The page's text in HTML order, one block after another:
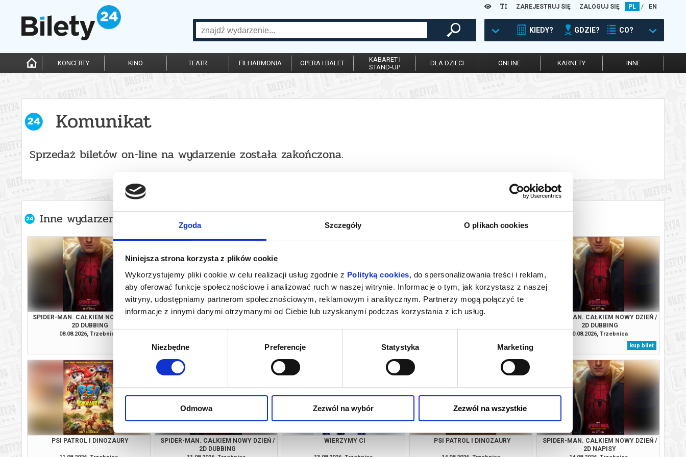
Zgoda Szczegóły O plikach cookies
Niniejsza strona korzysta z plików cookie
Wykorzystujemy pliki cookie w celu realizacji usług zgodnie z Polityką cookies, do spersonalizowania treści i reklam,
aby oferować funkcje społecznościowe i analizować ruch w naszej witrynie. Informacje o tym, jak korzystasz z naszej
witryny, udostępniamy partnerom społecznościowym, reklamowym i analitycznym. Partnerzy mogą połączyć te
informacje z innymi danymi otrzymanymi od Ciebie lub uzyskanymi podczas korzystania z ich usług.
Wybór
Niezbędne Preferencje Statystyka Marketing
Odmowa Zezwól na wybór Zezwól na wszystkie
ZAREJESTRUJ SIĘ ZALOGUJ SIĘ PL / EN
KIEDY? GDZIE? CO?
KONCERTY KINO TEATR FILHARMONIA OPERA I BALET
KABARET I
STAND-UP
DLA DZIECI ONLINE KARNETY INNE
Komunikat
Sprzedaż biletów on-line na wydarzenie została zakończona.
Inne wydarzenia organizatora
SPIDER-MAN. CAŁKIEM NOWY DZIEŃ /
2D DUBBING
08.08.2026, Trzebnica
PSI PATROL I DINOZAURY
kup bilet
SPIDER-MAN. CAŁKIEM NOWY DZIEŃ /
kup bilet
PSI PATROL I DINOZAURY
kup bilet
SPIDER-MAN. CAŁKIEM NOWY DZIEŃ /
2D DUBBING
10.08.2026, Trzebnica
kup bilet
PSI PATROL I DINOZAURY
SPIDER-MAN. CAŁKIEM NOWY DZIEŃ /
2D DUBBING
WIERZYMY CI PSI PATROL I DINOZAURY
SPIDER-MAN. CAŁKIEM NOWY DZIEŃ /
2D NAPISY